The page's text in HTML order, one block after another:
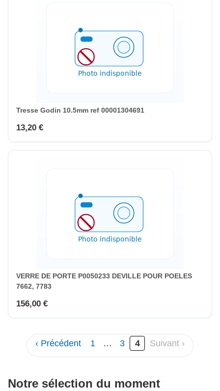
Tresse Godin 10.5mm ref 00001304691
13,20 €
VERRE DE PORTE P0050233 DEVILLE POUR POELES
7662, 7783
156,00 €
‹ Précédent 1 … 3 4 Suivant ›
Notre sélection du moment